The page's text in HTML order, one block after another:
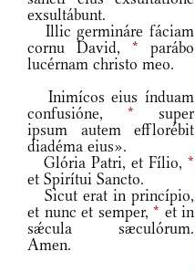
exsultábunt.
Illic germináre fáciam
cornu David, * parábo
lucérnam christo meo.
Inimícos eius índuam
confusióne, * super
ipsum autem efflorébit
diadéma eius».
Glória Patri, et Fílio, *
et Spirítui Sancto.
Sicut erat in princípio,
et nunc et semper, * et in
sǽcula sæculórum.
Amen.